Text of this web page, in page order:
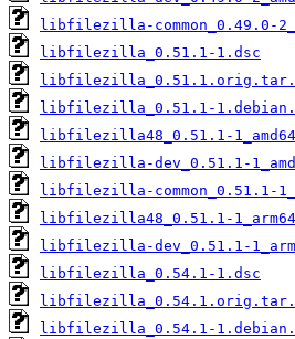
libfilezilla-common_0.49.0-
libfilezilla_0.51.1-1.dsc
libfilezilla_0.51.1-
libfilezilla48_0.51.1-
libfilezilla-dev_0.51.1-
libfilezilla-common_0.51.1-
libfilezilla48_0.51.1-
libfilezilla-dev_0.51.1-
libfilezilla_0.54.1-1.dsc
libfilezilla_0.54.1-